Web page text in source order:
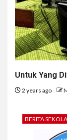
Untuk Yang
2 years ago
BERITA